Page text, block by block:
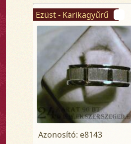
Ezüst - Karikagyűrű
Azonosító: e8143